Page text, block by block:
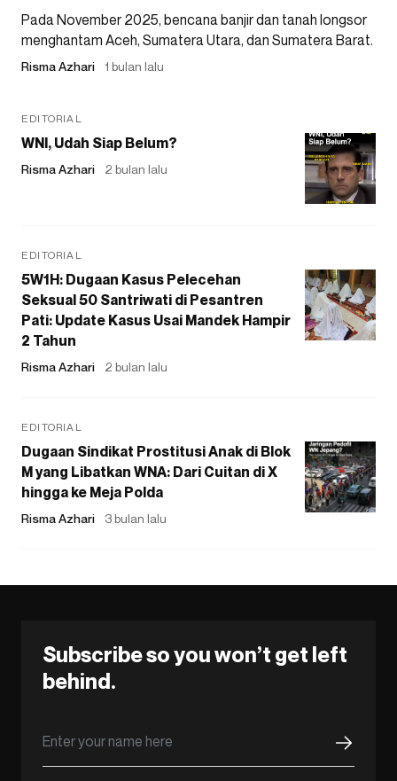
Pada November 2025, bencana banjir dan tanah longsor
menghantam Aceh, Sumatera Utara, dan Sumatera Barat.
Risma Azhari 1 bulan lalu
EDITORIAL
WNI, Udah Siap Belum?
Risma Azhari 2 bulan lalu
EDITORIAL
5W1H: Dugaan Kasus Pelecehan
Seksual 50 Santriwati di Pesantren
Pati: Update Kasus Usai Mandek Hampir
2 Tahun
Risma Azhari 2 bulan lalu
EDITORIAL
Dugaan Sindikat Prostitusi Anak di Blok
M yang Libatkan WNA: Dari Cuitan di X
hingga ke Meja Polda
Risma Azhari 3 bulan lalu
Subscribe so you won’t get left
behind.